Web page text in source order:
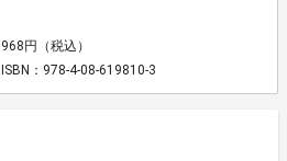
968円（税込）
ISBN：978-4-08-619810-3